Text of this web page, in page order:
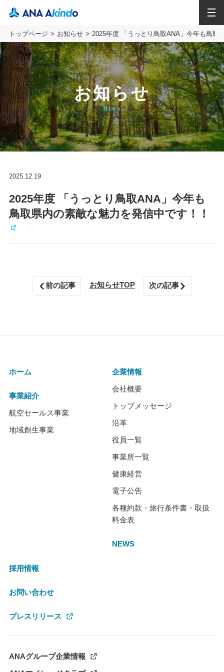
トップページ お知らせ 2025年度 「うっとり鳥取ANA」今年も鳥取
お知らせ
News
2025.12.19
2025年度 「うっとり鳥取ANA」今年も
鳥取県内の素敵な魅力を発信中です！！
前の記事 お知らせTOP 次の記事
ホーム
事業紹介
航空セールス事業
地域創生事業
企業情報
会社概要
トップメッセージ
沿革
役員一覧
事業所一覧
健康経営
電子公告
各種約款・旅行条件書・取扱
料金表
NEWS
採用情報
お問い合わせ
プレスリリース
ANAグループ企業情報